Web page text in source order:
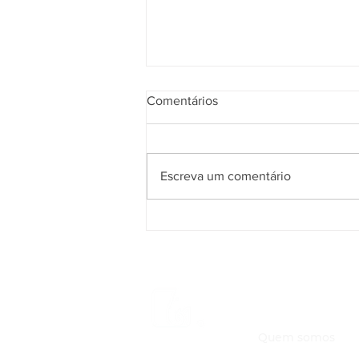
Comentários
Escreva um comentário